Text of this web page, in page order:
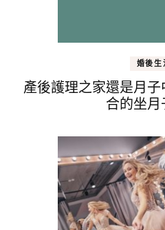
婚後生
產後護理之家還是月
合的坐